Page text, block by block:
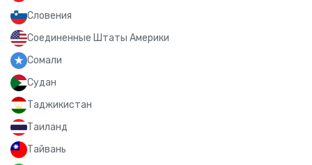
Словения
Соединенные Штаты Америки
Сомали
Судан
Таджикистан
Таиланд
Тайвань